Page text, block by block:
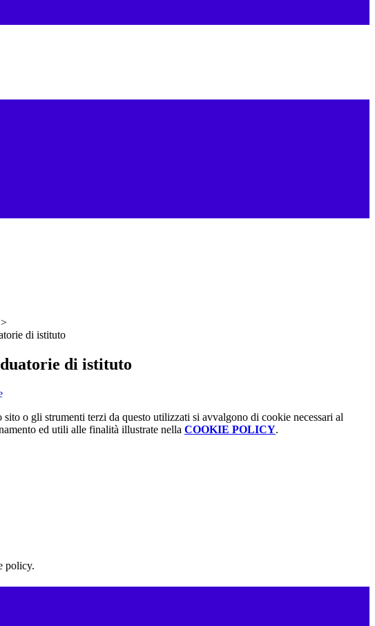
>
di istituto
di istituto
sito o gli strumenti terzi da questo utilizzati si avvalgono di cookie necessari al
ed utili alle finalità illustrate nella COOKIE POLICY.
policy.